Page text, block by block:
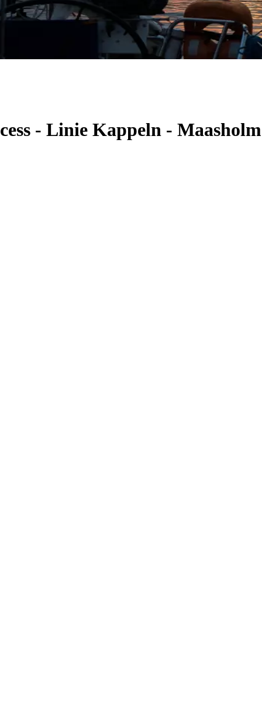
- Linie Kappeln -